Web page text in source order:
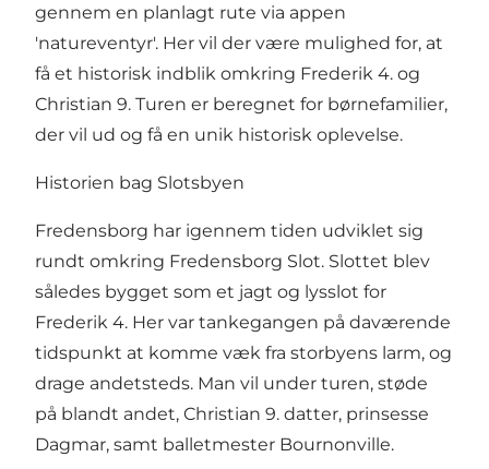
gennem en planlagt rute via appen
'natureventyr'. Her vil der være mulighed for, at
få et historisk indblik omkring Frederik 4. og
Christian 9. Turen er beregnet for børnefamilier,
der vil ud og få en unik historisk oplevelse.
Historien bag Slotsbyen
Fredensborg har igennem tiden udviklet sig
rundt omkring Fredensborg Slot. Slottet blev
således bygget som et jagt og lysslot for
Frederik 4. Her var tankegangen på daværende
tidspunkt at komme væk fra storbyens larm, og
drage andetsteds. Man vil under turen, støde
på blandt andet, Christian 9. datter, prinsesse
Dagmar, samt balletmester Bournonville.